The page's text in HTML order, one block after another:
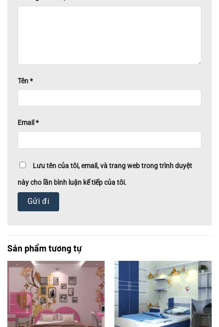
Tên*
Email*
Lưu tên của tôi, email, và trang web trong trình duyệt
này cho lần bình luận kế tiếp của tôi.
Sản phẩm tương tự